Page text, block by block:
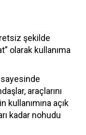
şekilde
olarak kullanıma
araçlarını
kullanımına açık
kadar nohudu